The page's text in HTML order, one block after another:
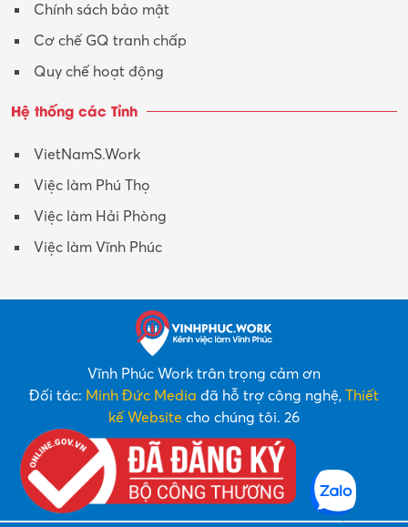
Chính sách bảo mật
Cơ chế GQ tranh chấp
Quy chế hoạt động
Hệ thống các Tỉnh
VietNamS.Work
Việc làm Phú Thọ
Việc làm Hải Phòng
Việc làm Vĩnh Phúc
Vĩnh Phúc Work trân trọng cảm ơn
Đối tác: Minh Đức Media đã hỗ trợ công nghệ, Thiết
kế Website cho chúng tôi. 26